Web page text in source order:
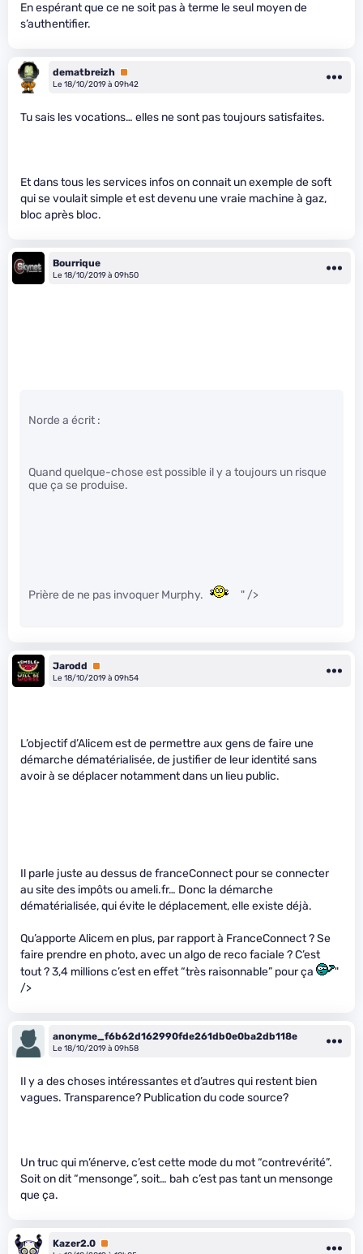
En espérant que ce ne soit pas à terme le seul moyen de
s’authentifier.
dematbreizh Premium
Le 18/10/2019 à 09h42
Tu sais les vocations… elles ne sont pas toujours satisfaites.
Et dans tous les services infos on connait un exemple de soft
qui se voulait simple et est devenu une vraie machine à gaz,
bloc après bloc.
Bourrique
Le 18/10/2019 à 09h50
Norde a écrit :
Quand quelque-chose est possible il y a toujours un risque
que ça se produise.
Prière de ne pas invoquer Murphy. " />
Jarodd
Premium
Le 18/10/2019 à 09h54
L’objectif d’Alicem est de permettre aux gens de faire une
démarche dématérialisée, de justifier de leur identité sans
avoir à se déplacer notamment dans un lieu public.
Il parle juste au dessus de franceConnect pour se connecter
au site des impôts ou ameli.fr… Donc la démarche
dématérialisée, qui évite le déplacement, elle existe déjà.
Qu’apporte Alicem en plus, par rapport à FranceConnect ? Se
faire prendre en photo, avec un algo de reco faciale ? C’est
tout ? 3,4 millions c’est en effet “très raisonnable” pour ça
"
/>
anonyme_f6b62d162990fde261db0e0ba2db118e
Le 18/10/2019 à 09h58
Il y a des choses intéressantes et d’autres qui restent bien
vagues. Transparence? Publication du code source?
Un truc qui m’énerve, c’est cette mode du mot “contrevérité”.
Soit on dit “mensonge”, soit… bah c’est pas tant un mensonge
que ça.
Kazer2.0 Premium